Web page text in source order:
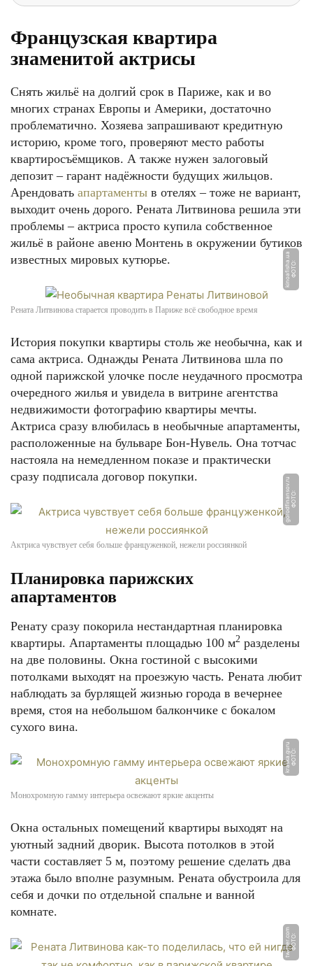
Французская квартира
знаменитой актрисы
Снять жильё на долгий срок в Париже, как и во
многих странах Европы и Америки, достаточно
проблематично. Хозяева запрашивают кредитную
историю, кроме того, проверяют место работы
квартиросъёмщиков. А также нужен залоговый
депозит – гарант надёжности будущих жильцов.
Арендовать апартаменты в отелях – тоже не вариант,
выходит очень дорого. Рената Литвинова решила эти
проблемы – актриса просто купила собственное
жильё в районе авеню Монтень в окружении бутиков
известных мировых кутюрье.
Ф
О
Т
О:
ki
n
o
a
fi
s
h
a.
u
a
Рената Литвинова старается проводить в Париже всё свободное время
История покупки квартиры столь же необычна, как и
сама актриса. Однажды Рената Литвинова шла по
одной парижской улочке после неудачного просмотра
очередного жилья и увидела в витрине агентства
недвижимости фотографию квартиры мечты.
Актриса сразу влюбилась в необычные апартаменты,
расположенные на бульваре Бон-Нувель. Она тотчас
настояла на немедленном показе и практически
сразу подписала договор покупки.
Ф
О
Т
О:
g
o
r
o
d
fi
n
a
n
s
o
v.
r
u
Актриса чувствует себя больше француженкой, нежели россиянкой
Планировка парижских
апартаментов
Ренату сразу покорила нестандартная планировка
квартиры. Апартаменты площадью 100 м2 разделены
на две половины. Окна гостиной с высокими
потолками выходят на проезжую часть. Рената любит
наблюдать за бурлящей жизнью города в вечернее
время, стоя на небольшом балкончике с бокалом
сухого вина.
Ф
О
Т
О:
k
r
a
s
k
a.
g
u
r
u
Монохромную гамму интерьера освежают яркие акценты
Окна остальных помещений квартиры выходят на
уютный задний дворик. Высота потолков в этой
части составляет 5 м, поэтому решение сделать два
этажа было вполне разумным. Рената обустроила для
себя и дочки по отдельной спальне и ванной
комнате.
Ф
О
Т
О:
t
wi
t
t
e
r.
c
o
m